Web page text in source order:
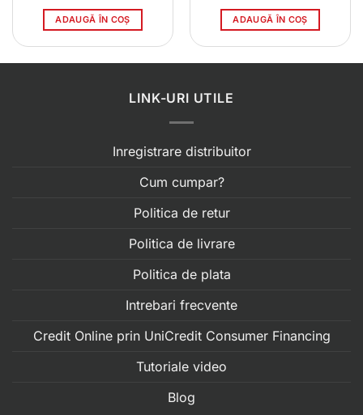
a
fost:
ADAUGĂ ÎN COȘ ADAUGĂ ÎN COȘ
LINK-URI UTILE
Inregistrare distribuitor
Cum cumpar?
Politica de retur
Politica de livrare
Politica de plata
Intrebari frecvente
Credit Online prin UniCredit Consumer Financing
Tutoriale video
Blog